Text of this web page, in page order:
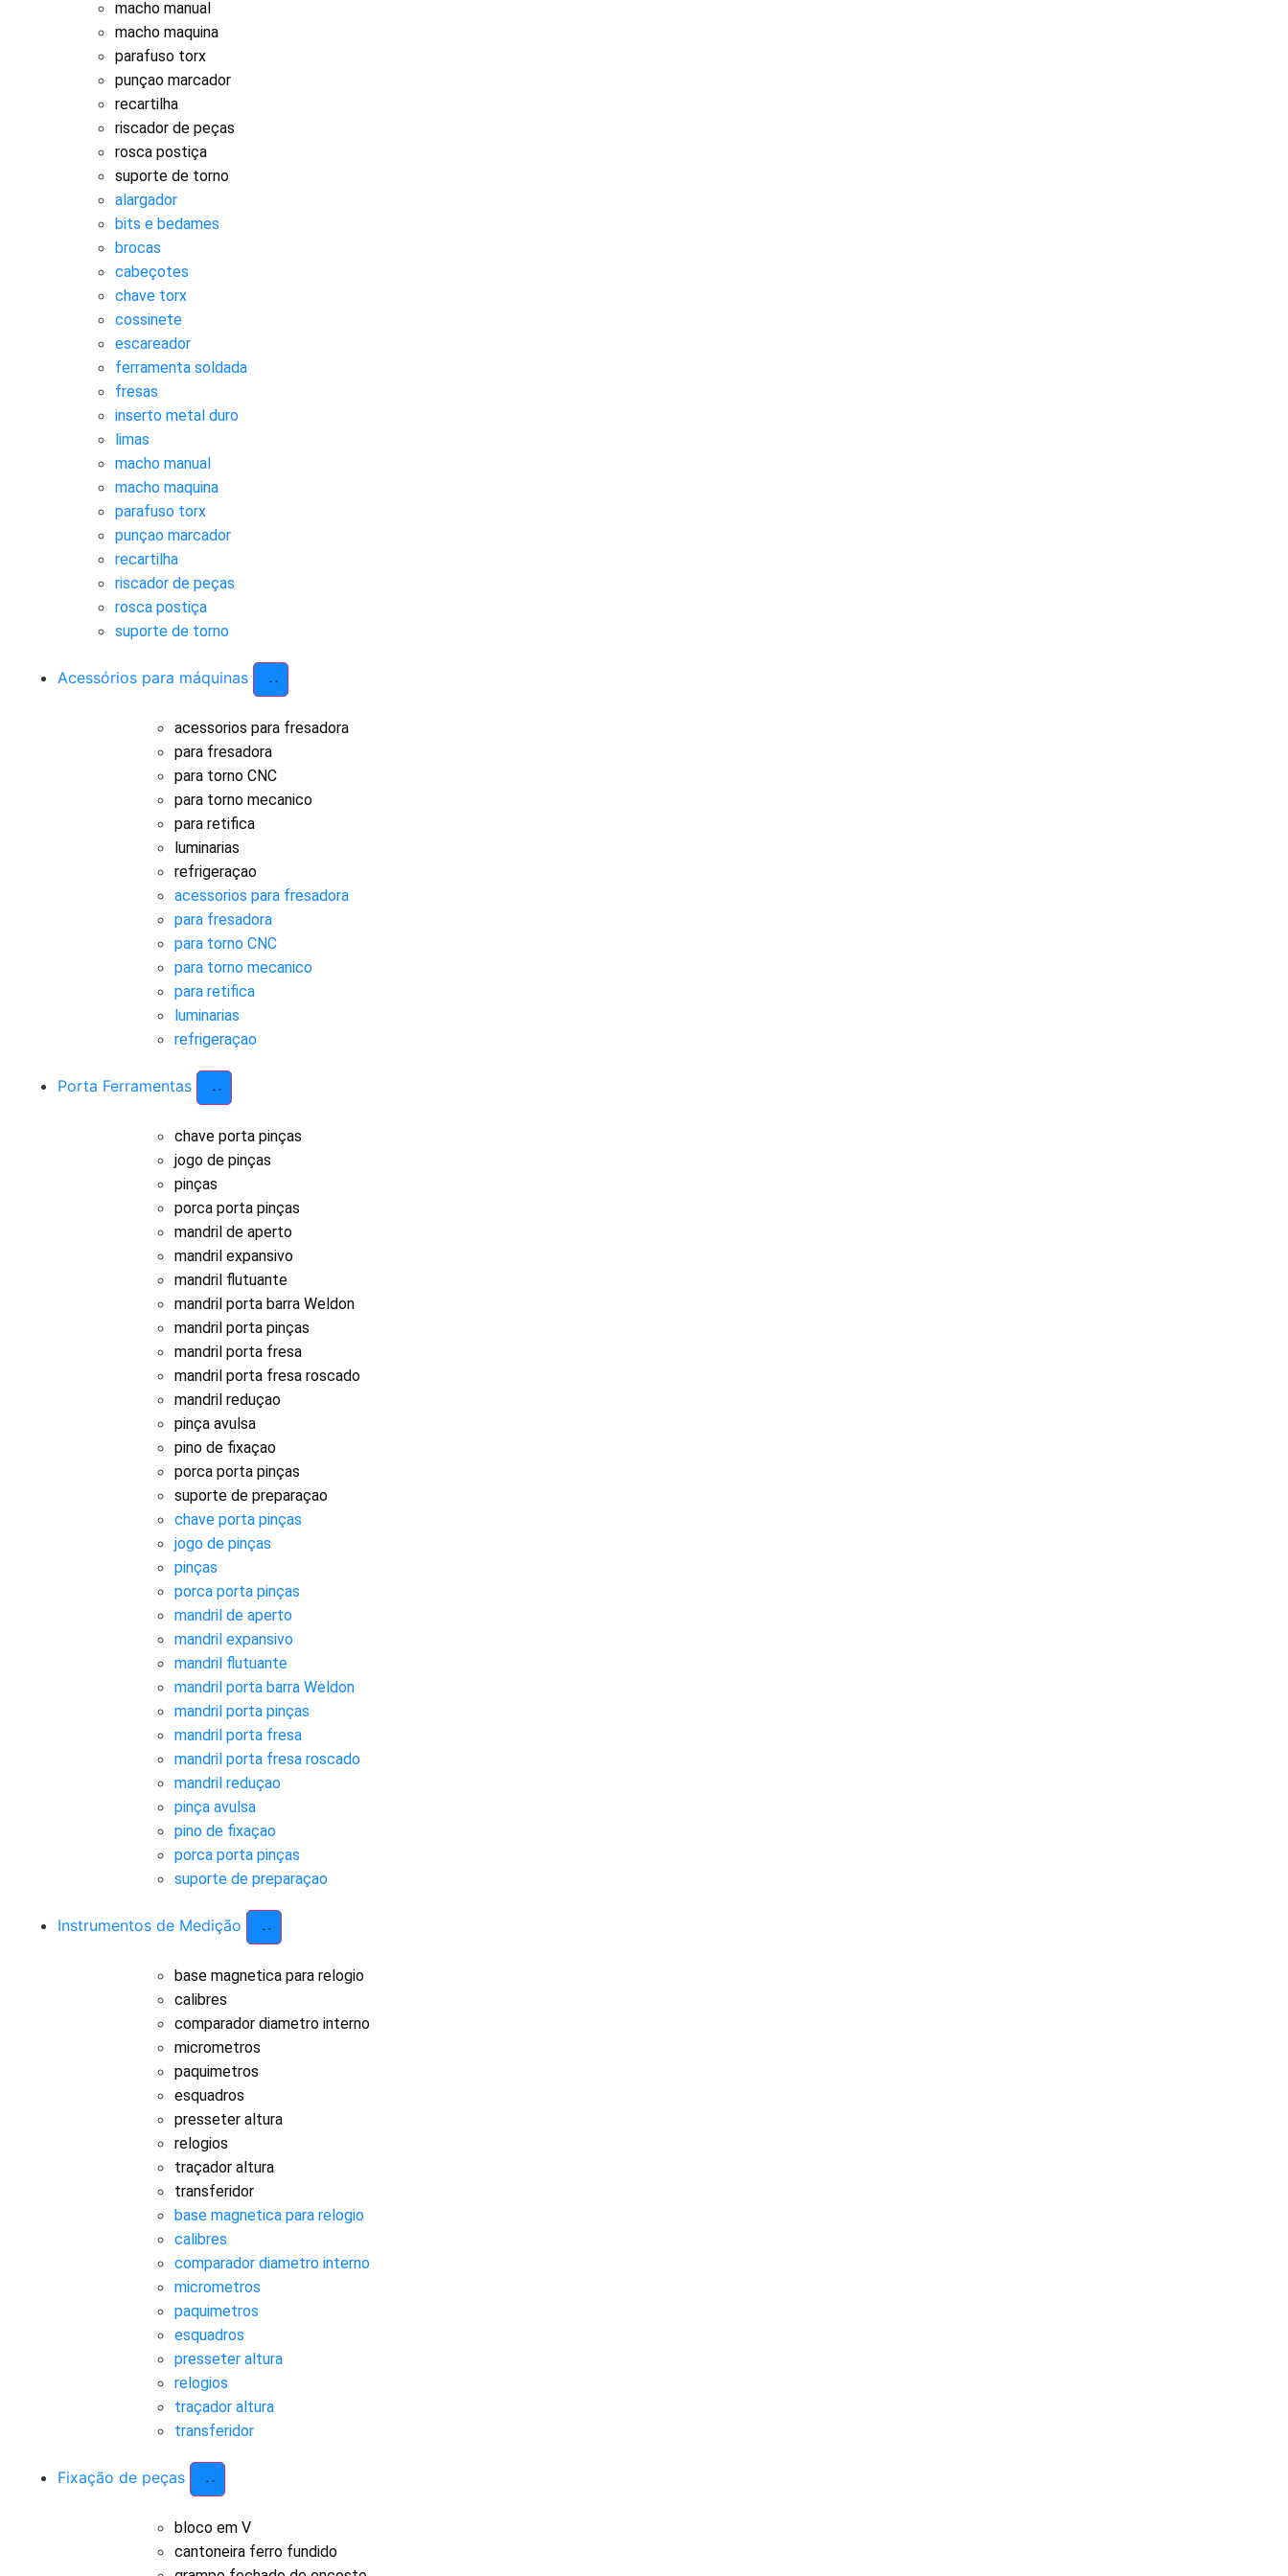
macho manual
macho maquina
parafuso torx
punçao marcador
recartilha
riscador de peças
rosca postiça
suporte de torno
alargador
bits e bedames
brocas
cabeçotes
chave torx
cossinete
escareador
ferramenta soldada
fresas
inserto metal duro
limas
macho manual
macho maquina
parafuso torx
punçao marcador
recartilha
riscador de peças
rosca postiça
suporte de torno
Acessórios para máquinas
acessorios para fresadora
para fresadora
para torno CNC
para torno mecanico
para retifica
luminarias
refrigeraçao
acessorios para fresadora
para fresadora
para torno CNC
para torno mecanico
para retifica
luminarias
refrigeraçao
Porta Ferramentas
chave porta pinças
jogo de pinças
pinças
porca porta pinças
mandril de aperto
mandril expansivo
mandril flutuante
mandril porta barra Weldon
mandril porta pinças
mandril porta fresa
mandril porta fresa roscado
mandril reduçao
pinça avulsa
pino de fixaçao
porca porta pinças
suporte de preparaçao
chave porta pinças
jogo de pinças
pinças
porca porta pinças
mandril de aperto
mandril expansivo
mandril flutuante
mandril porta barra Weldon
mandril porta pinças
mandril porta fresa
mandril porta fresa roscado
mandril reduçao
pinça avulsa
pino de fixaçao
porca porta pinças
suporte de preparaçao
Instrumentos de Medição
base magnetica para relogio
calibres
comparador diametro interno
micrometros
paquimetros
esquadros
presseter altura
relogios
traçador altura
transferidor
base magnetica para relogio
calibres
comparador diametro interno
micrometros
paquimetros
esquadros
presseter altura
relogios
traçador altura
transferidor
Fixação de peças
bloco em V
cantoneira ferro fundido